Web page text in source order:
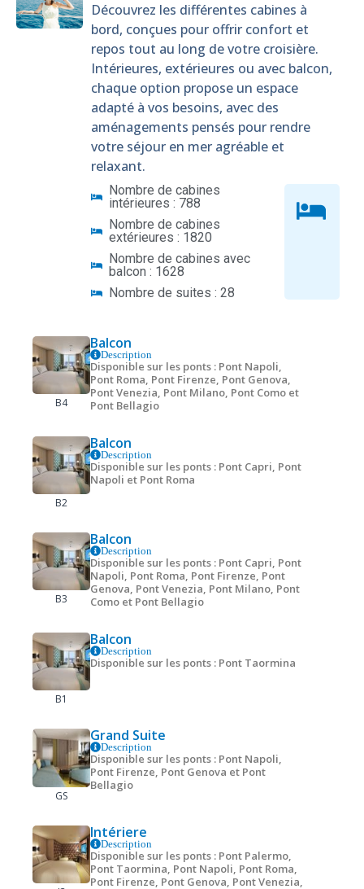
Découvrez les différentes cabines à
bord, conçues pour offrir confort et
repos tout au long de votre croisière.
Intérieures, extérieures ou avec balcon,
chaque option propose un espace
adapté à vos besoins, avec des
aménagements pensés pour rendre
votre séjour en mer agréable et
relaxant.
Nombre de cabines
intérieures : 788
Nombre de cabines
extérieures : 1820
Nombre de cabines avec
balcon : 1628
Nombre de suites : 28
B4
Balcon
Description
Disponible sur les ponts : Pont Napoli,
Pont Roma, Pont Firenze, Pont Genova,
Pont Venezia, Pont Milano, Pont Como et
Pont Bellagio
B2
Balcon
Description
Disponible sur les ponts : Pont Capri, Pont
Napoli et Pont Roma
B3
Balcon
Description
Disponible sur les ponts : Pont Capri, Pont
Napoli, Pont Roma, Pont Firenze, Pont
Genova, Pont Venezia, Pont Milano, Pont
Como et Pont Bellagio
B1
Balcon
Description
Disponible sur les ponts : Pont Taormina
GS
Grand Suite
Description
Disponible sur les ponts : Pont Napoli,
Pont Firenze, Pont Genova et Pont
Bellagio
Intériere
Description
Disponible sur les ponts : Pont Palermo,
Pont Taormina, Pont Napoli, Pont Roma,
Pont Firenze, Pont Genova, Pont Venezia,